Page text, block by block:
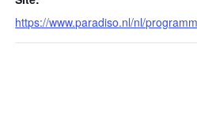
https://www.paradiso.nl/nl/